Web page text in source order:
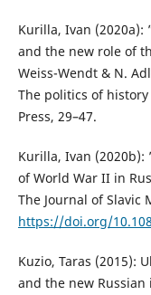
Kurilla, Ivan (2020a):
and the new role of
Weiss-Wendt & N.
The politics of
Press, 29–47.
Kurilla, Ivan (2020b):
of World War II in
The Journal of Slavic
https://doi.org/
Kuzio, Taras (2015):
and the new